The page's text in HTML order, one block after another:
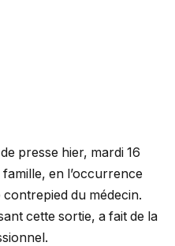
presse hier, mardi 16
en l’occurrence
du médecin.
cette sortie, a fait de la